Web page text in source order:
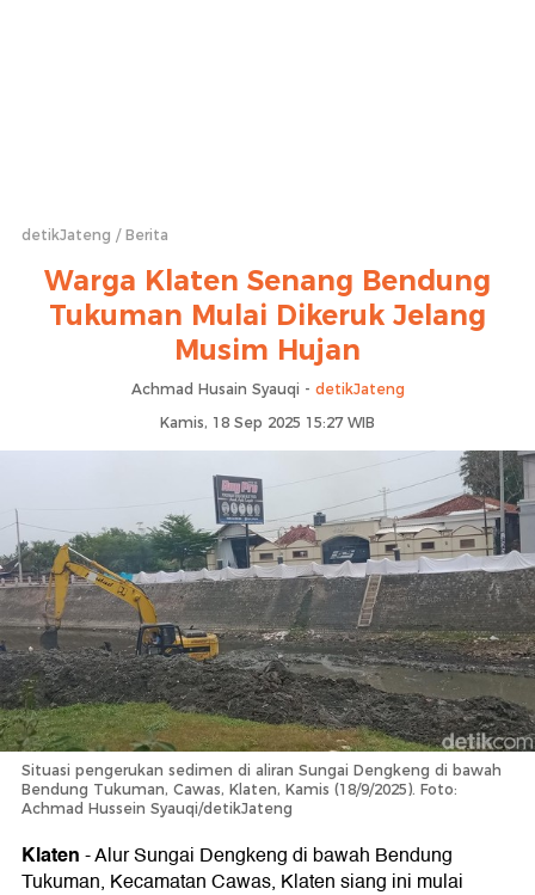
detikJateng Berita
Warga Klaten Senang Bendung
Tukuman Mulai Dikeruk Jelang
Musim Hujan
Achmad Husain Syauqi - detikJateng
Kamis, 18 Sep 2025 15:27 WIB
Situasi pengerukan sedimen di aliran Sungai Dengkeng di bawah
Bendung Tukuman, Cawas, Klaten, Kamis (18/9/2025). Foto:
Achmad Hussein Syauqi/detikJateng
Klaten-Alur Sungai Dengkeng di bawah Bendung
Tukuman, Kecamatan Cawas, Klaten siang ini mulai